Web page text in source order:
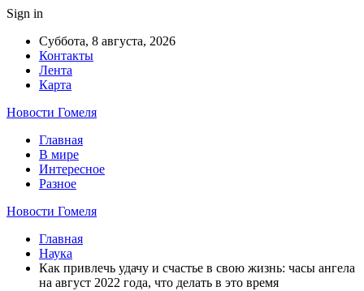
Sign in
Суббота, 8 августа, 2026
Контакты
Лента
Карта
Новости Гомеля
Главная
В мире
Интересное
Разное
Новости Гомеля
Главная
Наука
Как привлечь удачу и счастье в свою жизнь: часы ангела
на август 2022 года, что делать в это время